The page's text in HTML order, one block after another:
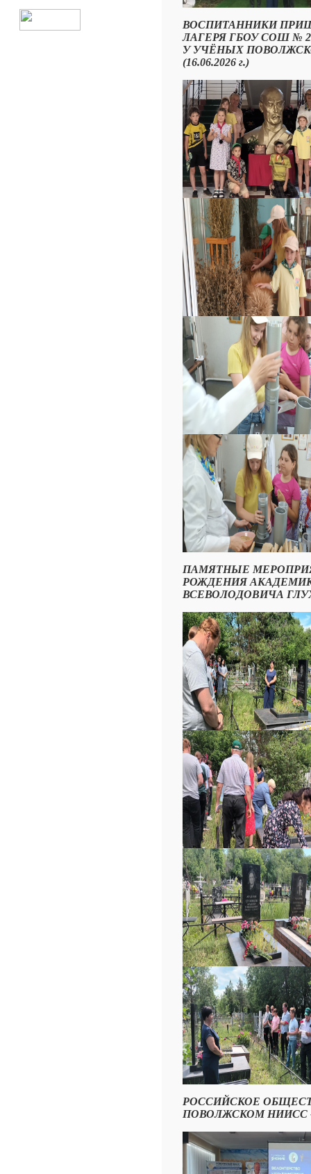
ВОСПИТАННИКИ
ЛАГЕРЯ ГБОУ СОШ №
У УЧЁНЫХ
(16.06.2026 г.)
ПАМЯТНЫЕ
РОЖДЕНИЯ
ВСЕВОЛОДОВИЧА
РОССИЙСКОЕ
ПОВОЛЖСКОМ НИИСС -